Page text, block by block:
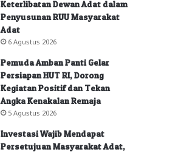
Keterlibatan Dewan Adat dalam
Penyusunan RUU Masyarakat
Adat
6 Agustus 2026
Pemuda Amban Panti Gelar
Persiapan HUT RI, Dorong
Kegiatan Positif dan Tekan
Angka Kenakalan Remaja
5 Agustus 2026
Investasi Wajib Mendapat
Persetujuan Masyarakat Adat,